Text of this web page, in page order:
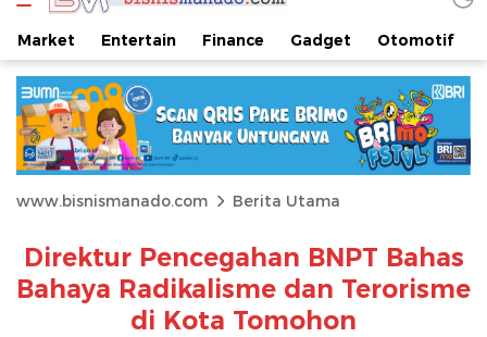
Market Entertain Finance Gadget Otomotif
www.bisnismanado.com Berita Utama
Direktur Pencegahan BNPT Bahas
Bahaya Radikalisme dan Terorisme
di Kota Tomohon